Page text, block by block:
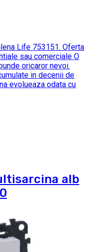
Life 753151. Oferta
sau comerciale O
oricaror nevoi.
in decenii de
evolueaza odata cu
alb